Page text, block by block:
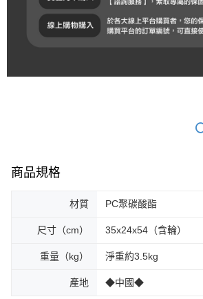
商品規格
材質 PC聚碳酸酯
尺寸（cm） 35x24x54（含輪）
重量（kg） 淨重約3.5kg
產地 ◆中國◆